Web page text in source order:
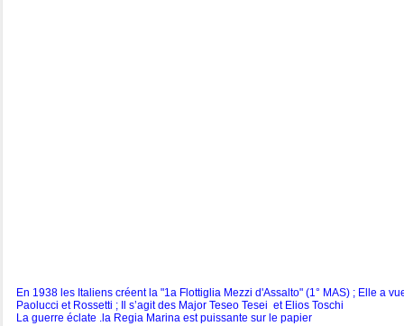
En 1938 les Italiens créent la "1a Flottiglia Mezzi d'Assalto" (1° MAS) ; Elle
Paolucci et Rossetti ; Il s’agit des Major Teseo Tesei et Elios Toschi
La guerre éclate .la Regia Marina est puissante sur le papier